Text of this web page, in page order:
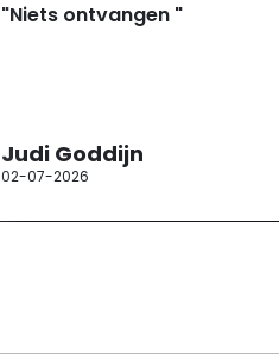
"Niets ontvangen "
Judi Goddijn
02-07-2026